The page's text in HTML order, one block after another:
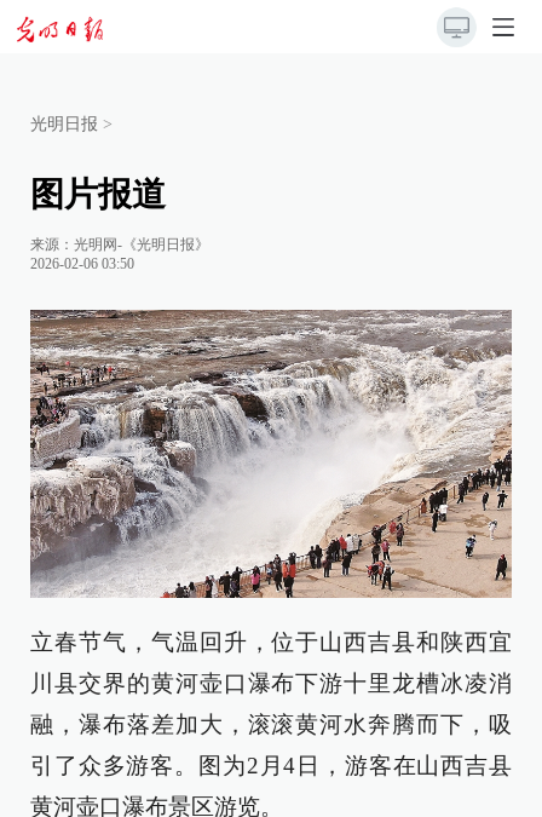
光明日报 >
图片报道
来源： 光明网-《光明日报》
2026-02-06 03:50
立春节气，气温回升，位于山西吉县和陕西宜
川县交界的黄河壶口瀑布下游十里龙槽冰凌消
融，瀑布落差加大，滚滚黄河水奔腾而下，吸
引了众多游客。图为2月4日，游客在山西吉县
黄河壶口瀑布景区游览。